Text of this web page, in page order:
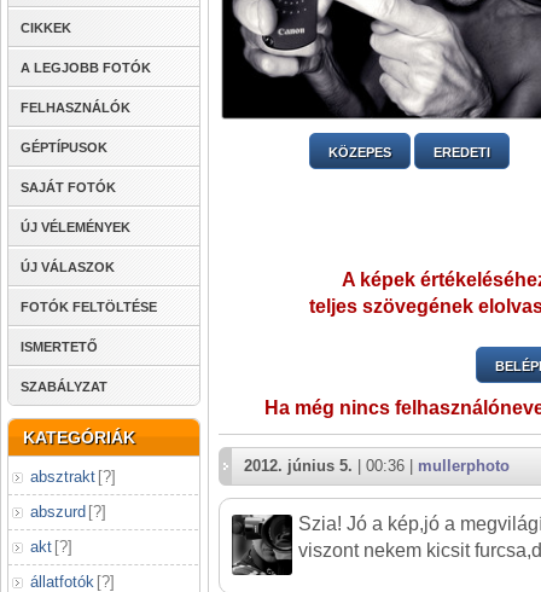
CIKKEK
A LEGJOBB FOTÓK
FELHASZNÁLÓK
GÉPTÍPUSOK
SAJÁT FOTÓK
ÚJ VÉLEMÉNYEK
ÚJ VÁLASZOK
FOTÓK FELTÖLTÉSE
ISMERTETŐ
SZABÁLYZAT
KATEGÓRIÁK
absztrakt [?]
abszurd [?]
akt [?]
állatfotók [?]
KÖZEPES EREDETI
A képek
teljes szövegének
Ha még nincs
2012. június 5. | 00:36 | mullerphoto
Szia! Jó a kép,jó a
viszont nekem kicsit